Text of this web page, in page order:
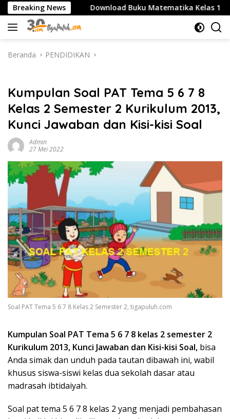
Langsung
ke
konten
Breaking News
SMK Download Buku Matematika Kelas 1 SD
Beranda PENDIDIKAN
Kumpulan Soal PAT Tema 5 6 7 8
Kelas 2 Semester 2 Kurikulum 2013,
Kunci Jawaban dan Kisi-kisi Soal
Admin
27 Mei 2022
Soal PAT Tema 5 6 7 8 Kelas 2 Semester 2, tigapuluh.com
Kumpulan Soal PAT Tema 5 6 7 8 kelas 2 semester 2
Kurikulum 2013, Kunci Jawaban dan Kisi-kisi Soal, bisa
Anda simak dan unduh pada tautan dibawah ini, wabil
khusus siswa-siswi kelas dua sekolah dasar atau
madrasah ibtidaiyah.
Soal pat tema 5 6 7 8 kelas 2 yang menjadi pembahasan